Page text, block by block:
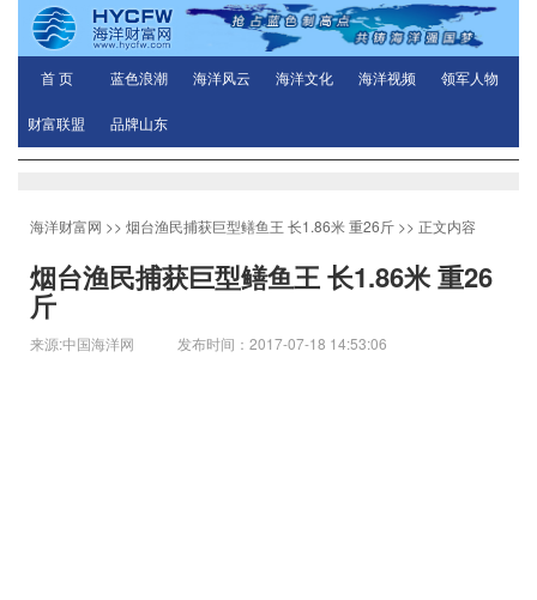
首 页 蓝色浪潮 海洋风云 海洋文化 海洋视频 领军人物
财富联盟 品牌山东
海洋财富网 >> 烟台渔民捕获巨型鳝鱼王 长1.86米 重26斤 >> 正文内容
烟台渔民捕获巨型鳝鱼王 长1.86米 重26
斤
来源:中国海洋网 发布时间：2017-07-18 14:53:06